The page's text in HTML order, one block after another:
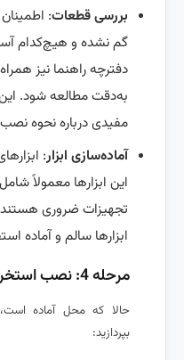
بررسی قطعات:
گم نشده و هیچ‌کدام
دفترچه راهنما نیز
به‌دقت مطالعه شود.
مفیدی درباره نحوه
آماده‌سازی ابزار:
این ابزارها معمولاً
تجهیزات ضروری
ابزارها سالم و آماده
مرحله 4: نصب استخر بادی
حالا که محل آماده
بپردازید: